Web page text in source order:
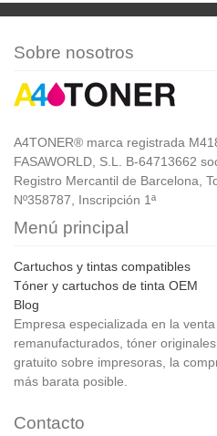
Sobre nosotros
A4TONER® marca registrada
FASAWORLD, S.L. B-64713662
Registro Mercantil de Barcelona,
Nº358787, Inscripción 1ª
Menú principal
Cartuchos y tintas compatibles
Tóner y cartuchos de tinta OEM
Blog
Empresa especializada en la
remanufacturados, tóner
gratuito sobre impresoras, la
más barata posible.
Contacto